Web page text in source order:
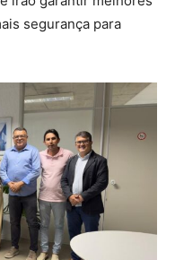
segurança para